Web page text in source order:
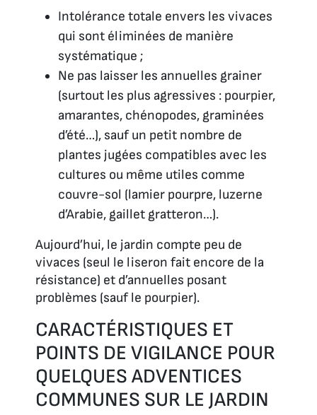
Intolérance totale envers les vivaces
qui sont éliminées de manière
systématique ;
Ne pas laisser les annuelles grainer
(surtout les plus agressives : pourpier,
amarantes, chénopodes, graminées
d’été…), sauf un petit nombre de
plantes jugées compatibles avec les
cultures ou même utiles comme
couvre-sol (lamier pourpre, luzerne
d’Arabie, gaillet gratteron…).
Aujourd’hui, le jardin compte peu de
vivaces (seul le liseron fait encore de la
résistance) et d’annuelles posant
problèmes (sauf le pourpier).
CARACTÉRISTIQUES ET
POINTS DE VIGILANCE POUR
QUELQUES ADVENTICES
COMMUNES SUR LE JARDIN